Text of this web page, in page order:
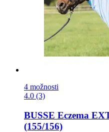
4 možnosti
4.0 (3)
BUSSE Eczema
(155/156)